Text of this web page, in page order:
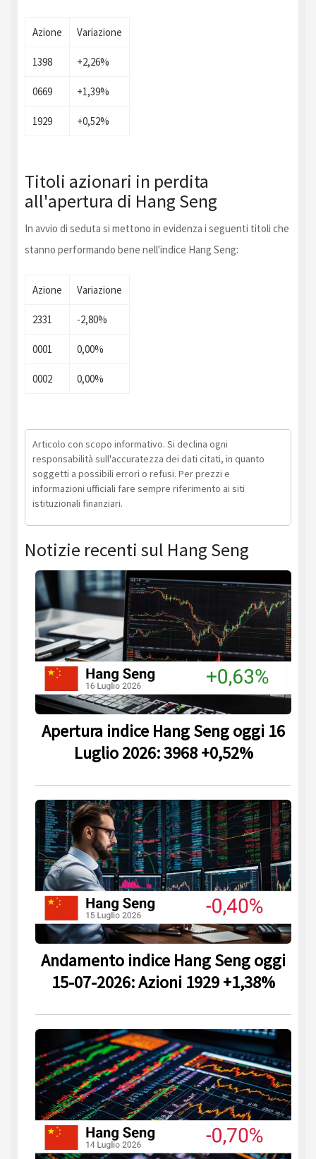
Azione Variazione
1398 +2,26%
0669 +1,39%
1929 +0,52%
Titoli azionari in perdita
all'apertura di Hang Seng
In avvio di seduta si mettono in evidenza i seguenti titoli che
stanno performando bene nell'indice Hang Seng:
Azione Variazione
2331 -2,80%
0001 0,00%
0002 0,00%
Articolo con scopo informativo. Si declina ogni
responsabilità sull'accuratezza dei dati citati, in quanto
soggetti a possibili errori o refusi. Per prezzi e
informazioni ufficiali fare sempre riferimento ai siti
istituzionali finanziari.
Notizie recenti sul Hang Seng
Apertura indice Hang Seng oggi 16
Luglio 2026: 3968 +0,52%
Andamento indice Hang Seng oggi
15-07-2026: Azioni 1929 +1,38%